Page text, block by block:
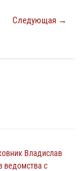
Следующая →
Владислав
ведомства с